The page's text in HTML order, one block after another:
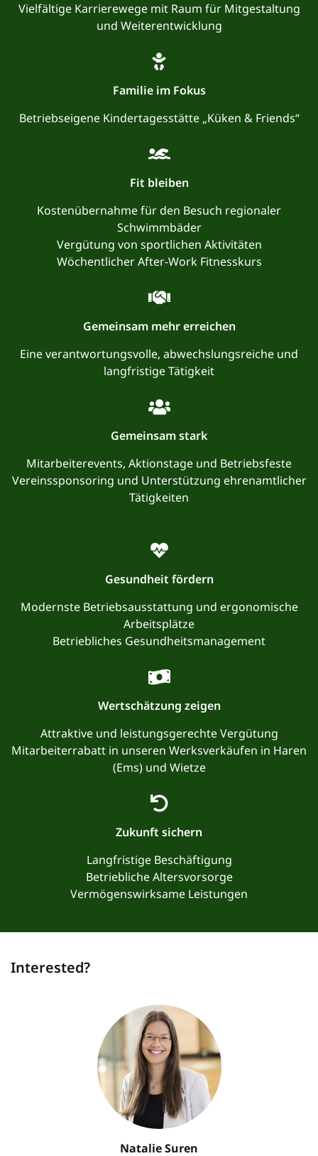
Vielfältige Karrierewege mit Raum für Mitgestaltung
und Weiterentwicklung
Familie im Fokus
Betriebseigene Kindertagesstätte „Küken & Friends“
Fit bleiben
Kostenübernahme für den Besuch regionaler
Schwimmbäder
Vergütung von sportlichen Aktivitäten
Wöchentlicher After-Work Fitnesskurs
Gemeinsam mehr erreichen
Eine verantwortungsvolle, abwechslungsreiche und
langfristige Tätigkeit
Gemeinsam stark
Mitarbeiterevents, Aktionstage und Betriebsfeste
Vereinssponsoring und Unterstützung ehrenamtlicher
Tätigkeiten
Gesundheit fördern
Modernste Betriebsausstattung und ergonomische
Arbeitsplätze
Betriebliches Gesundheitsmanagement
Wertschätzung zeigen
Attraktive und leistungsgerechte Vergütung
Mitarbeiterrabatt in unseren Werksverkäufen in Haren
(Ems) und Wietze
Zukunft sichern
Langfristige Beschäftigung
Betriebliche Altersvorsorge
Vermögenswirksame Leistungen
Interested?
Natalie Suren